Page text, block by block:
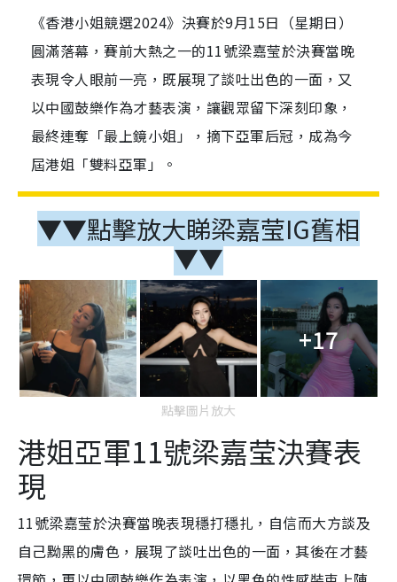
《香港小姐競選2024》決賽於9月15日（星期日）
圓滿落幕，賽前大熱之一的11號梁嘉莹於決賽當晚
表現令人眼前一亮，既展現了談吐出色的一面，又
以中國鼓樂作為才藝表演，讓觀眾留下深刻印象，
最終連奪「最上鏡小姐」，摘下亞軍后冠，成為今
屆港姐「雙料亞軍」。
▼▼點擊放大睇梁嘉莹IG舊相
▼▼
+17
點擊圖片放大
港姐亞軍11號梁嘉莹決賽表
現
11號梁嘉莹於決賽當晚表現穩打穩扎，自信而大方談及
自己黝黑的膚色，展現了談吐出色的一面，其後在才藝